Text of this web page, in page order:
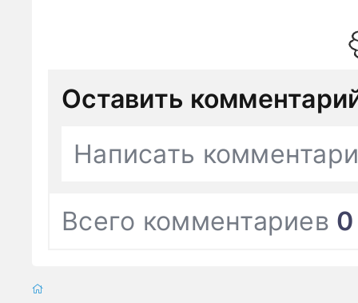
Оставить
Написать
Всего комментариев 0